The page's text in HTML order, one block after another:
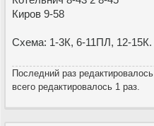
Киров 9-58
Схема: 1-3К, 6-11ПЛ, 12-15К.
Последний раз редактировалось
всего редактировалось 1 раз.